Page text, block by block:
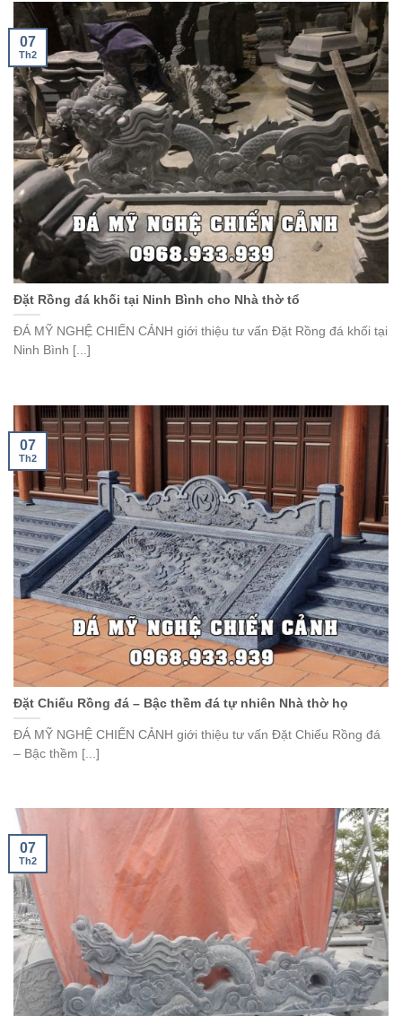
Đặt Rồng đá khối tại Ninh Bình cho Nhà thờ tổ
ĐÁ MỸ NGHỆ CHIẾN CẢNH giới thiệu tư vấn Đặt Rồng đá khối tại
Ninh Bình [...]
07
Th2
Đặt Chiếu Rồng đá – Bậc thềm đá tự nhiên Nhà thờ họ
ĐÁ MỸ NGHỆ CHIẾN CẢNH giới thiệu tư vấn Đặt Chiếu Rồng đá
– Bậc thềm [...]
07
Th2
07
Th2